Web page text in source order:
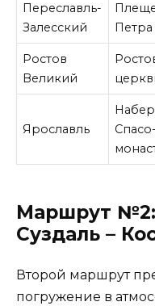
Переславль-
Залесский
Петра
Ростов
Великий
Ярославль
Маршрут
Суздаль –
Второй маршрут
погружение в